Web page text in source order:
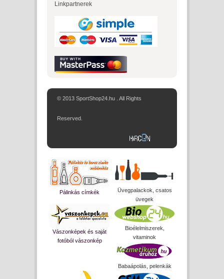
Linkpartnerek
© 2013 SportShop24.hu . All Rights
Reserved.
Pálinkás címkék
Üvegpalackok, csatos
üvegek
Vászonképek és saját
fotóból vászonkép
Bioélelmiszerek,
vitaminok
Babaápolás, pelenkák